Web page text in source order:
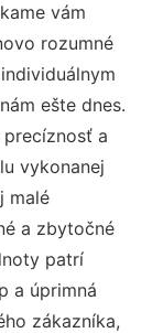
vám
rozumné
ešte dnes.
precíznosť a
vykonanej
malé
a zbytočné
patrí
a úprimná
zákazníka,